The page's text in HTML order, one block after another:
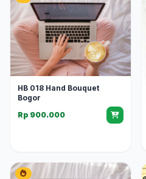
HB 018 Hand Bouquet
Bogor
Rp 900.000